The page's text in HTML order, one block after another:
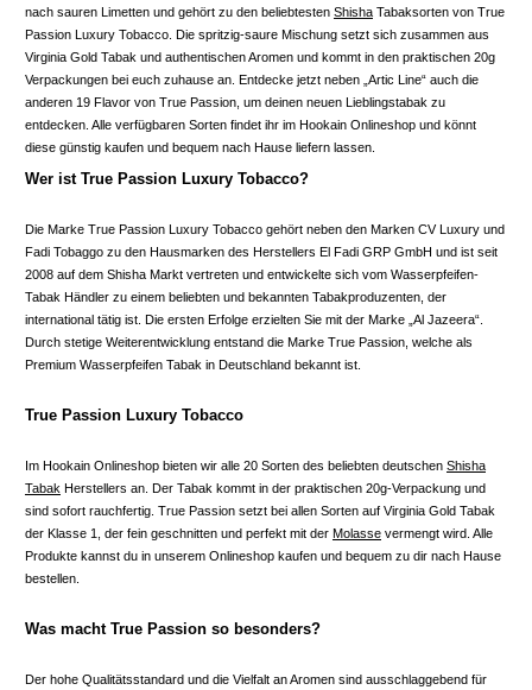
nach sauren Limetten und gehört zu den beliebtesten Shisha Tabaksorten von True
Passion Luxury Tobacco. Die spritzig-saure Mischung setzt sich zusammen aus
Virginia Gold Tabak und authentischen Aromen und kommt in den praktischen 20g
Verpackungen bei euch zuhause an. Entdecke jetzt neben „Artic Line“ auch die
anderen 19 Flavor von True Passion, um deinen neuen Lieblingstabak zu
entdecken. Alle verfügbaren Sorten findet ihr im Hookain Onlineshop und könnt
diese günstig kaufen und bequem nach Hause liefern lassen.
Wer ist True Passion Luxury Tobacco?
Die Marke True Passion Luxury Tobacco gehört neben den Marken CV Luxury und
Fadi Tobaggo zu den Hausmarken des Herstellers El Fadi GRP GmbH und ist seit
2008 auf dem Shisha Markt vertreten und entwickelte sich vom Wasserpfeifen-
Tabak Händler zu einem beliebten und bekannten Tabakproduzenten, der
international tätig ist. Die ersten Erfolge erzielten Sie mit der Marke „Al Jazeera“.
Durch stetige Weiterentwicklung entstand die Marke True Passion, welche als
Premium Wasserpfeifen Tabak in Deutschland bekannt ist.
True Passion Luxury Tobacco
Im Hookain Onlineshop bieten wir alle 20 Sorten des beliebten deutschen Shisha
Tabak Herstellers an. Der Tabak kommt in der praktischen 20g-Verpackung und
sind sofort rauchfertig. True Passion setzt bei allen Sorten auf Virginia Gold Tabak
der Klasse 1, der fein geschnitten und perfekt mit der Molasse vermengt wird. Alle
Produkte kannst du in unserem Onlineshop kaufen und bequem zu dir nach Hause
bestellen.
Was macht True Passion so besonders?
Der hohe Qualitätsstandard und die Vielfalt an Aromen sind ausschlaggebend für